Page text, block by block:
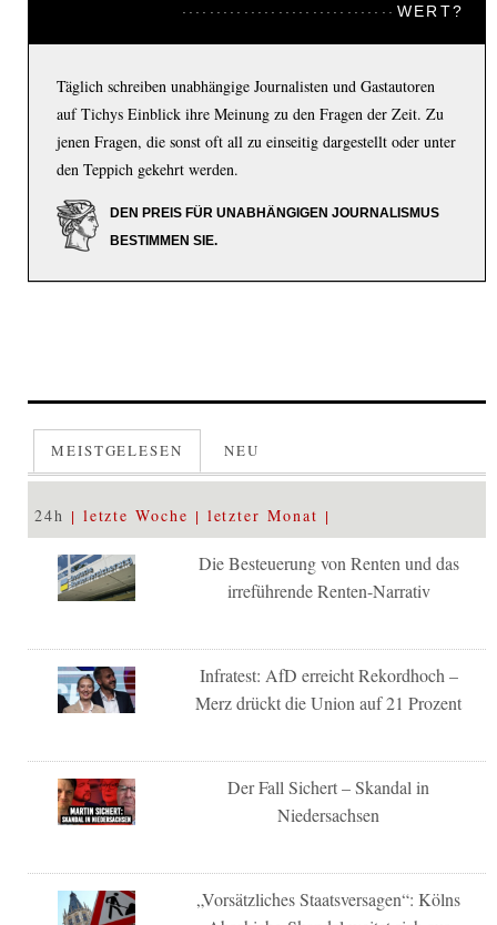
WERT?
Täglich schreiben unabhängige Journalisten und Gastautoren
auf Tichys Einblick ihre Meinung zu den Fragen der Zeit. Zu
jenen Fragen, die sonst oft all zu einseitig dargestellt oder unter
den Teppich gekehrt werden.
DEN PREIS FÜR UNABHÄNGIGEN JOURNALISMUS
BESTIMMEN SIE.
MEISTGELESEN NEU
24h letzte Woche letzter Monat
Die Besteuerung von Renten und das
irreführende Renten-Narrativ
Infratest: AfD erreicht Rekordhoch –
Merz drückt die Union auf 21 Prozent
Der Fall Sichert – Skandal in
Niedersachsen
„Vorsätzliches Staatsversagen“: Kölns